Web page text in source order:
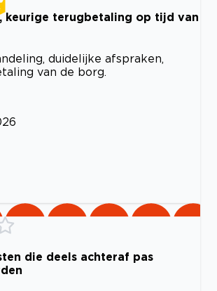
keurige terugbetaling op tijd van
duidelijke afspraken,
van de borg.
die deels achteraf pas